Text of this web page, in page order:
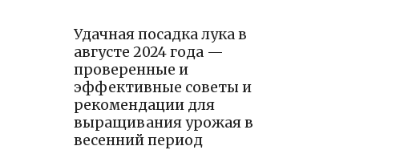
Удачная посадка лука в
августе 2024 года —
проверенные и
эффективные советы и
рекомендации для
выращивания урожая в
весенний период